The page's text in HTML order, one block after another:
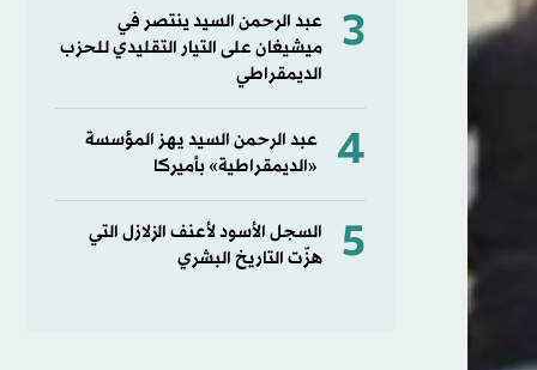
3
عبد الرحمن السيد ينتصر في
ميشيغان على التيار التقليدي للحزب
الديمقراطي
4
عبد الرحمن السيد يهز المؤسسة
«الديمقراطية» بأميركا
5
السجل الأسود لأعنف الزلازل التي
هزّت التاريخ البشري